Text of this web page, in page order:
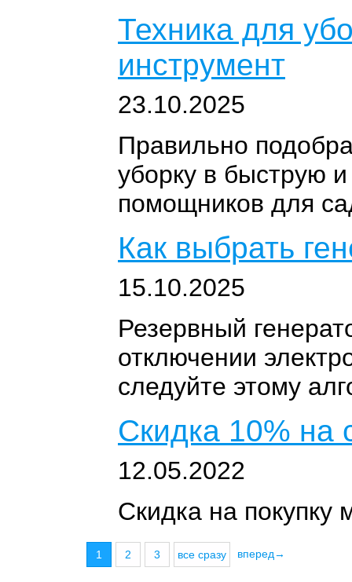
Техника для
инструмент
23.10.2025
Правильно
уборку в быструю
помощников для
Как выбрать
15.10.2025
Резервный
отключении
следуйте этому
Скидка 10% на
12.05.2022
Скидка на
1 2 3 все сразу вперед→